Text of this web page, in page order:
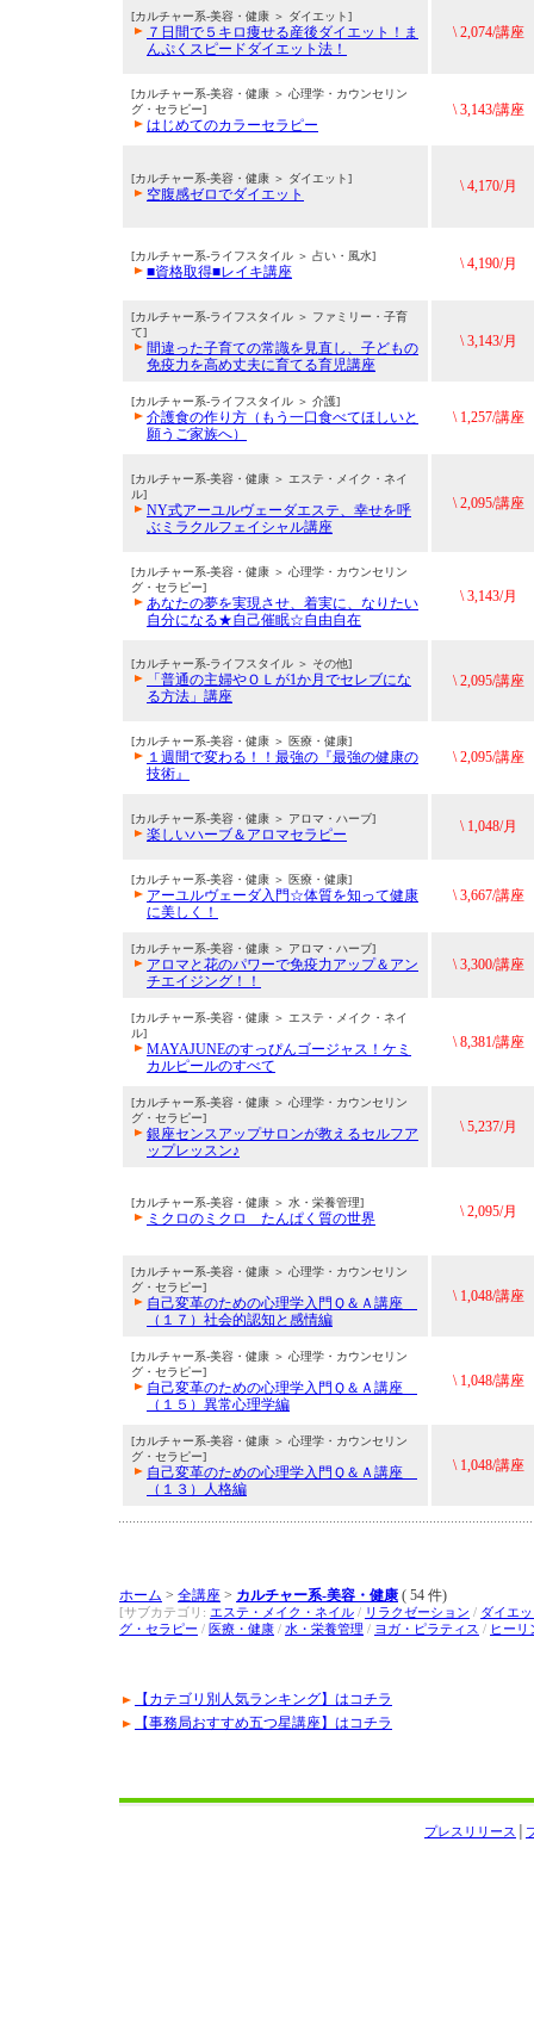
[カルチャー系-美容・健康 ＞ ダイエット]
７日間で５キロ痩せる産後ダイエット！ま
んぷくスピードダイエット法！
\ 2,074/講座
[カルチャー系-美容・健康 ＞ 心理学・カウンセリン
グ・セラピー]
はじめてのカラーセラピー
\ 3,143/講座
[カルチャー系-美容・健康 ＞ ダイエット]
空腹感ゼロでダイエット \ 4,170/月
[カルチャー系-ライフスタイル ＞ 占い・風水]
■資格取得■レイキ講座 \ 4,190/月
[カルチャー系-ライフスタイル ＞ ファミリー・子育
て]
間違った子育ての常識を見直し、子どもの
免疫力を高め丈夫に育てる育児講座
\ 3,143/月
[カルチャー系-ライフスタイル ＞ 介護]
介護食の作り方（もう一口食べてほしいと
願うご家族へ）
\ 1,257/講座
[カルチャー系-美容・健康 ＞ エステ・メイク・ネイ
ル]
NY式アーユルヴェーダエステ、幸せを呼
ぶミラクルフェイシャル講座
\ 2,095/講座
[カルチャー系-美容・健康 ＞ 心理学・カウンセリン
グ・セラピー]
あなたの夢を実現させ、着実に、なりたい
自分になる★自己催眠☆自由自在
\ 3,143/月
[カルチャー系-ライフスタイル ＞ その他]
「普通の主婦やＯＬが1か月でセレブにな
る方法」講座
\ 2,095/講座
[カルチャー系-美容・健康 ＞ 医療・健康]
１週間で変わる！！最強の『最強の健康の
技術』
\ 2,095/講座
[カルチャー系-美容・健康 ＞ アロマ・ハーブ]
楽しいハーブ＆アロマセラピー \ 1,048/月
[カルチャー系-美容・健康 ＞ 医療・健康]
アーユルヴェーダ入門☆体質を知って健康
に美しく！
\ 3,667/講座
[カルチャー系-美容・健康 ＞ アロマ・ハーブ]
アロマと花のパワーで免疫力アップ＆アン
チエイジング！！
\ 3,300/講座
[カルチャー系-美容・健康 ＞ エステ・メイク・ネイ
ル]
MAYAJUNEのすっぴんゴージャス！ケミ
カルピールのすべて
\ 8,381/講座
[カルチャー系-美容・健康 ＞ 心理学・カウンセリン
グ・セラピー]
銀座センスアップサロンが教えるセルフア
ップレッスン♪
\ 5,237/月
[カルチャー系-美容・健康 ＞ 水・栄養管理]
ミクロのミクロ たんぱく質の世界 \ 2,095/月
[カルチャー系-美容・健康 ＞ 心理学・カウンセリン
グ・セラピー]
自己変革のための心理学入門Ｑ＆Ａ講座
（１７）社会的認知と感情編
\ 1,048/講座
[カルチャー系-美容・健康 ＞ 心理学・カウンセリン
グ・セラピー]
自己変革のための心理学入門Ｑ＆Ａ講座
（１５）異常心理学編
\ 1,048/講座
[カルチャー系-美容・健康 ＞ 心理学・カウンセリン
グ・セラピー]
自己変革のための心理学入門Ｑ＆Ａ講座
（１３）人格編
\ 1,048/講座
ホーム > 全講座 > カルチャー系-美容・健康 ( 54 件)
[サブカテゴリ: エステ・メイク・ネイル / リラクゼーション / ダイエ
グ・セラピー / 医療・健康 / 水・栄養管理 / ヨガ・ピラティス / ヒーリ
【カテゴリ別人気ランキング】はコチラ
【事務局おすすめ五つ星講座】はコチラ
プレスリリース